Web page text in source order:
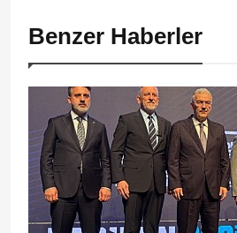
Benzer Haberler